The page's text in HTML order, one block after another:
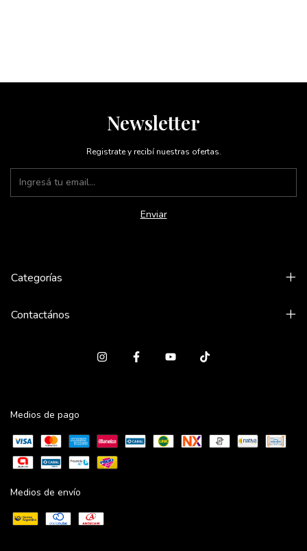
Newsletter
Registrate y recibí nuestras ofertas.
Categorías
Contactános
Medios de pago
Medios de envío